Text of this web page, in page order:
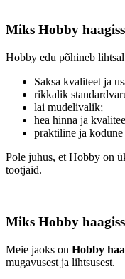
Miks Hobby
Hobby edu põhineb
Saksa kvaliteet ja
rikkalik
lai mudelivalik;
hea hinna ja
praktiline ja kodune
Pole juhus, et Hobby on
tootjaid.
Miks Hobby
Meie jaoks on Hobby
mugavusest ja lihtsusest.